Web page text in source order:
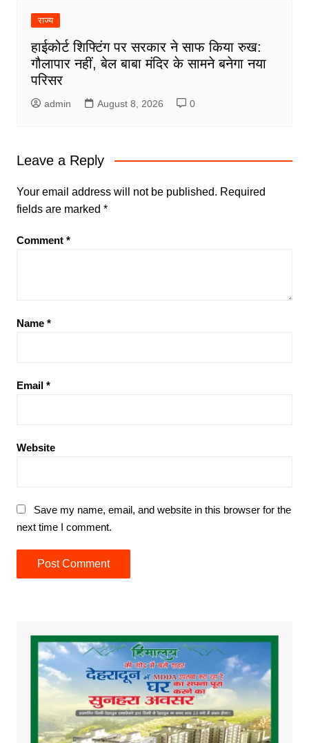
राज्य
हाईकोर्ट शिफ्टिंग पर सरकार ने साफ किया रुख:
गौलापार नहीं, बेल बाबा मंदिर के सामने बनेगा नया
परिसर
admin August 8, 2026 0
Leave a Reply
Your email address will not be published. Required
fields are marked *
Comment *
Name *
Email *
Website
Save my name, email, and website in this browser for the
next time I comment.